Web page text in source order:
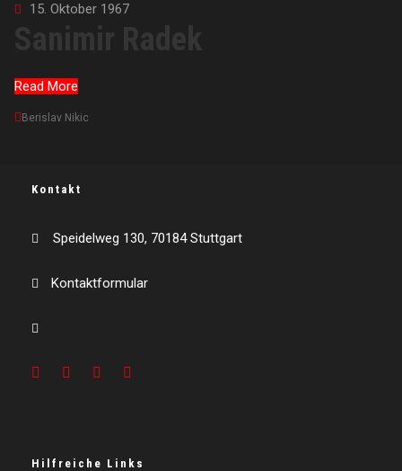
15. Oktober 1967
Read More
Berislav Nikic
Kontakt
Speidelweg 130, 70184 Stuttgart
Kontaktformular
Hilfreiche Links